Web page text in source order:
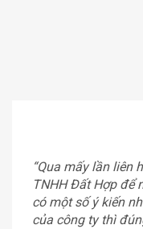
“Qua mấy lần liên
TNHH Đất Hợp để
có một số ý kiến
của công ty thì